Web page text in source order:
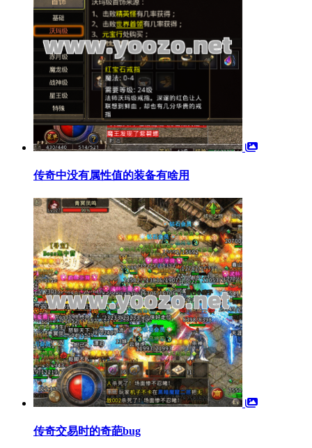
传奇中没有属性值的装备有啥用
传奇交易时的奇葩bug